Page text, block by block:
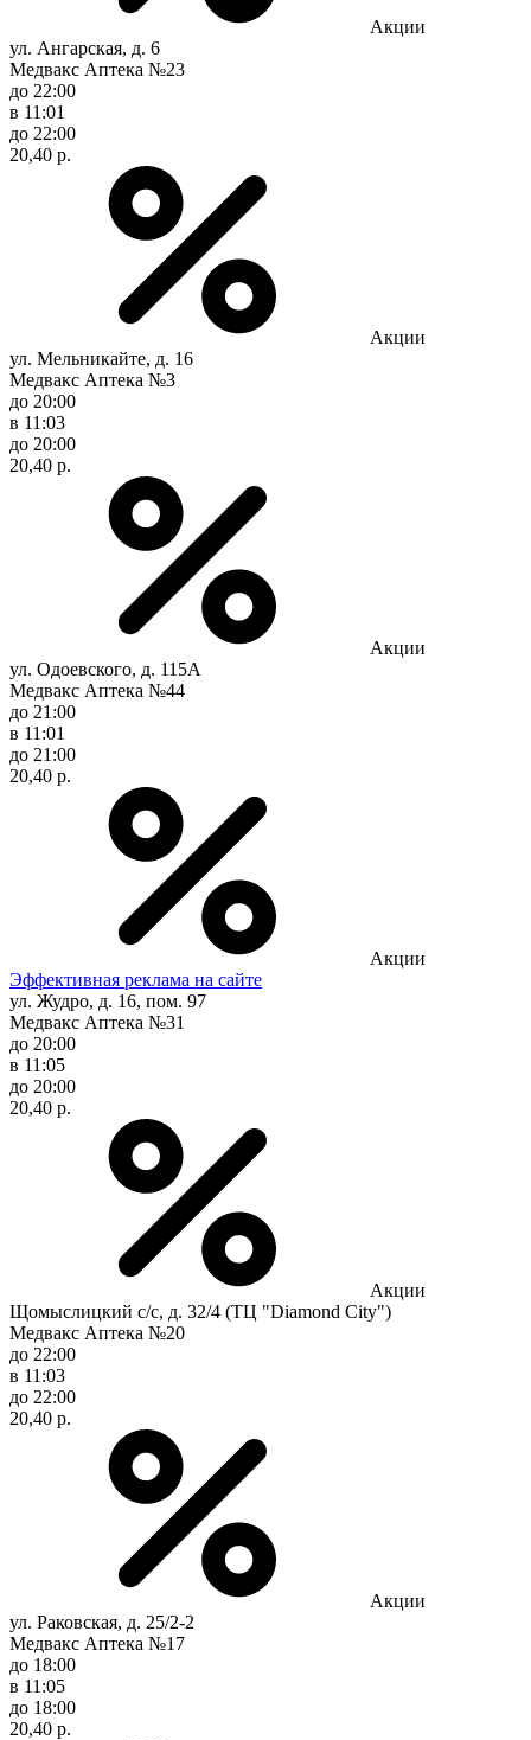
Акции
ул. Ангарская, д. 6
Медвакс Аптека №23
до 22:00
в 11:01
до 22:00
20,40 р.
Акции
ул. Мельникайте, д. 16
Медвакс Аптека №3
до 20:00
в 11:03
до 20:00
20,40 р.
Акции
ул. Одоевского, д. 115А
Медвакс Аптека №44
до 21:00
в 11:01
до 21:00
20,40 р.
Акции
Эффективная реклама на сайте
ул. Жудро, д. 16, пом. 97
Медвакс Аптека №31
до 20:00
в 11:05
до 20:00
20,40 р.
Акции
Щомыслицкий с/с, д. 32/4 (ТЦ "Diamond City")
Медвакс Аптека №20
до 22:00
в 11:03
до 22:00
20,40 р.
Акции
ул. Раковская, д. 25/2-2
Медвакс Аптека №17
до 18:00
в 11:05
до 18:00
20,40 р.